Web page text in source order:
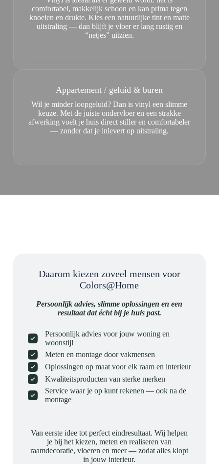
comfortabel, makkelijk schoon en kan prima tegen
knoeien en drukte. Kies een natuurlijke tint en matte
uitstraling — dan blijft je vloer er lang rustig en
“netjes” uitzien.
Appartement / geluid & buren
Wil je minder loopgeluid? Dan is vinyl een slimme
keuze. Met de juiste ondervloer en een strakke
afwerking voelt je huis direct stiller en comfortabeler
— zonder dat je inlevert op uitstraling.
Daarom kiezen zoveel mensen voor
Colors@Home
Persoonlijk advies, slimme oplossingen en een
resultaat dat écht bij je huis past.
Persoonlijk advies voor jouw woning en
woonstijl
Meten en montage door vakmensen
Oplossingen op maat voor elk raam en interieur
Kwaliteitsproducten van sterke merken
Service waar je op kunt rekenen — ook na de
montage
Van eerste idee tot perfect eindresultaat. Wij helpen
je bij het kiezen, meten en realiseren van
raamdecoratie, vloeren en meer — zodat alles klopt
in jouw interieur.